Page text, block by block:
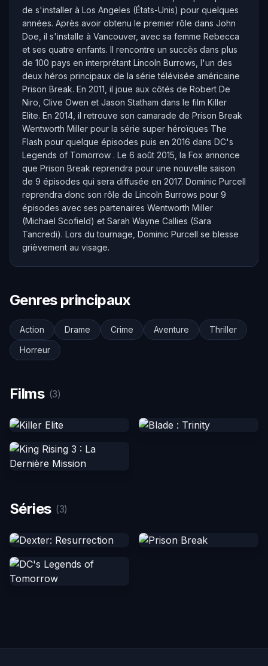
de s'installer à Los Angeles (États-Unis) pour quelques
années. Après avoir obtenu le premier rôle dans John
Doe, il s'installe à Vancouver, avec sa femme Rebecca
et ses quatre enfants. Il rencontre un succès dans plus
de 100 pays en interprétant Lincoln Burrows, l'un des
deux héros principaux de la série télévisée américaine
Prison Break. En 2011, il joue aux côtés de Robert De
Niro, Clive Owen et Jason Statham dans le film Killer
Elite. En 2014, il retrouve son camarade de Prison Break
Wentworth Miller pour la série super héroïques The
Flash pour quelque épisodes puis en 2016 dans DC's
Legends of Tomorrow . Le 6 août 2015, la Fox annonce
que Prison Break reprendra pour une nouvelle saison
de 9 épisodes qui sera diffusée en 2017. Dominic Purcell
reprendra donc son rôle de Lincoln Burrows pour 9
épisodes avec ses partenaires Wentworth Miller
(Michael Scofield) et Sarah Wayne Callies (Sara
Tancredi). Lors du tournage, Dominic Purcell se blesse
grièvement au visage.
Genres principaux
Action Drame Crime Aventure
Thriller
Horreur
Films (3)
Séries (3)